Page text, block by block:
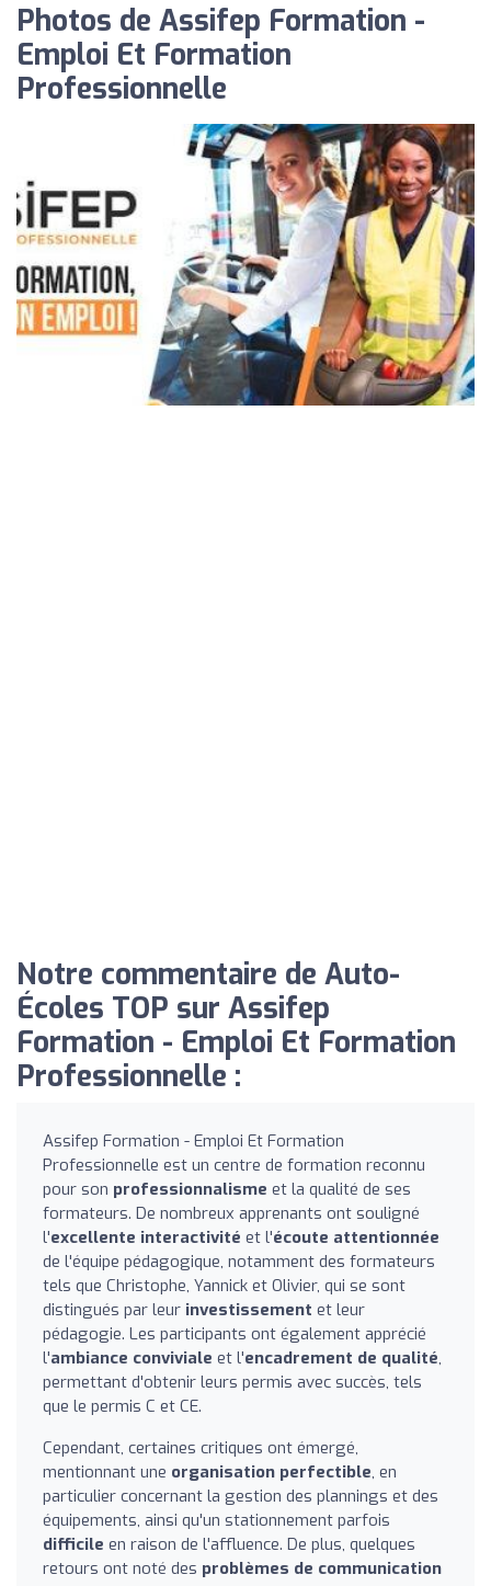
Photos de Assifep Formation -
Emploi Et Formation
Professionnelle
Notre commentaire de Auto-
Écoles TOP sur Assifep
Formation - Emploi Et Formation
Professionnelle :
Assifep Formation - Emploi Et Formation
Professionnelle est un centre de formation reconnu
pour son professionnalisme et la qualité de ses
formateurs. De nombreux apprenants ont souligné
l'excellente interactivité et l'écoute attentionnée
de l'équipe pédagogique, notamment des formateurs
tels que Christophe, Yannick et Olivier, qui se sont
distingués par leur investissement et leur
pédagogie. Les participants ont également apprécié
l'ambiance conviviale et l'encadrement de qualité,
permettant d'obtenir leurs permis avec succès, tels
que le permis C et CE.
Cependant, certaines critiques ont émergé,
mentionnant une organisation perfectible, en
particulier concernant la gestion des plannings et des
équipements, ainsi qu'un stationnement parfois
difficile en raison de l'affluence. De plus, quelques
retours ont noté des problèmes de communication